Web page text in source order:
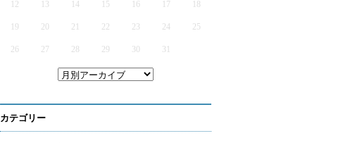
12 13 14 15 16 17
19 20 21 22 23 24 25
26 27 28 29 30 31
カテゴリー